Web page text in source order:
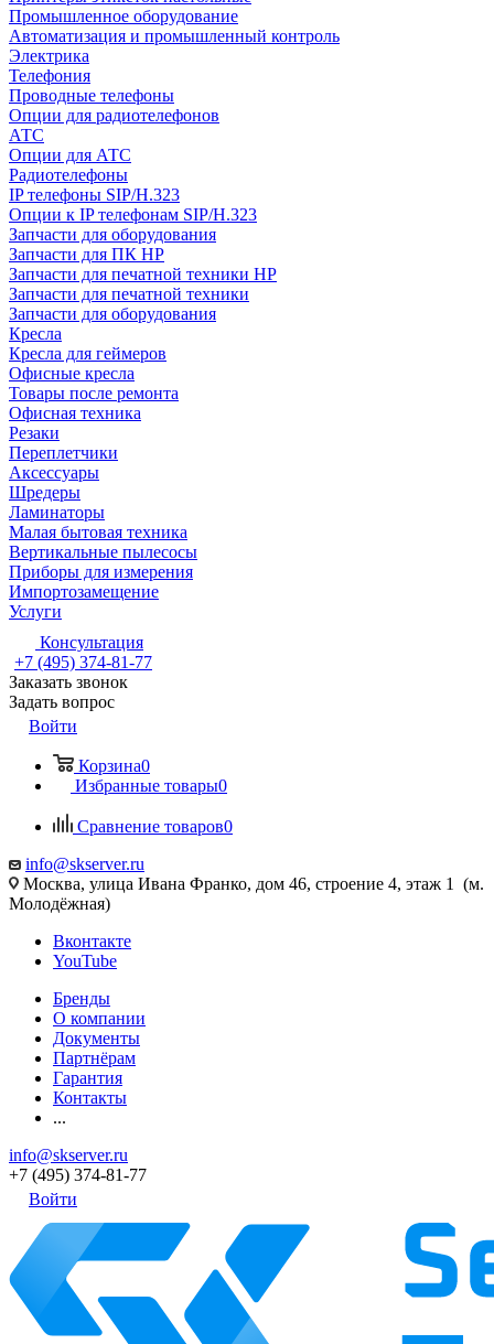
Промышленное оборудование
Автоматизация и промышленный контроль
Электрика
Телефония
Проводные телефоны
Опции для радиотелефонов
АТС
Опции для АТС
Радиотелефоны
IP телефоны SIP/H.323
Опции к IP телефонам SIP/H.323
Запчасти для оборудования
Запчасти для ПК HP
Запчасти для печатной техники HP
Запчасти для печатной техники
Запчасти для оборудования
Кресла
Кресла для геймеров
Офисные кресла
Товары после ремонта
Офисная техника
Резаки
Переплетчики
Аксессуары
Шредеры
Ламинаторы
Малая бытовая техника
Вертикальные пылесосы
Приборы для измерения
Импортозамещение
Услуги
Консультация
+7 (495) 374-81-77
Заказать звонок
Задать вопрос
Войти
Корзина0
Избранные товары0
Сравнение товаров0
info@skserver.ru
Москва, улица Ивана Франко, дом 46, строение 4, этаж 1 (м.
Молодёжная)
Вконтакте
YouTube
Бренды
О компании
Документы
Партнёрам
Гарантия
Контакты
...
info@skserver.ru
+7 (495) 374-81-77
Войти